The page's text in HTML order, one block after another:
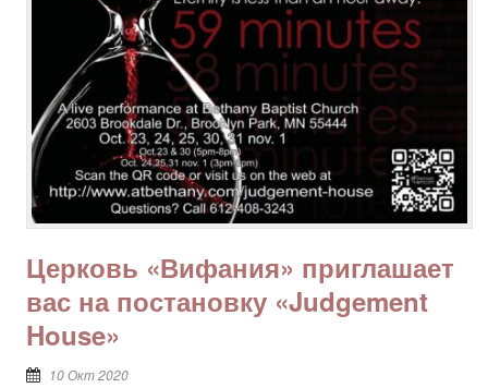
Церковь «Вифания» приглашает
вас на постановку «Judgement
House»
10 Окт 2020